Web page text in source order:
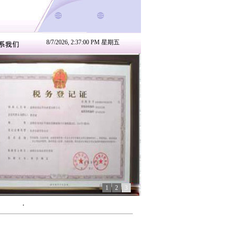
8/7/2026, 2:37:00 PM 星期五
1 2 3